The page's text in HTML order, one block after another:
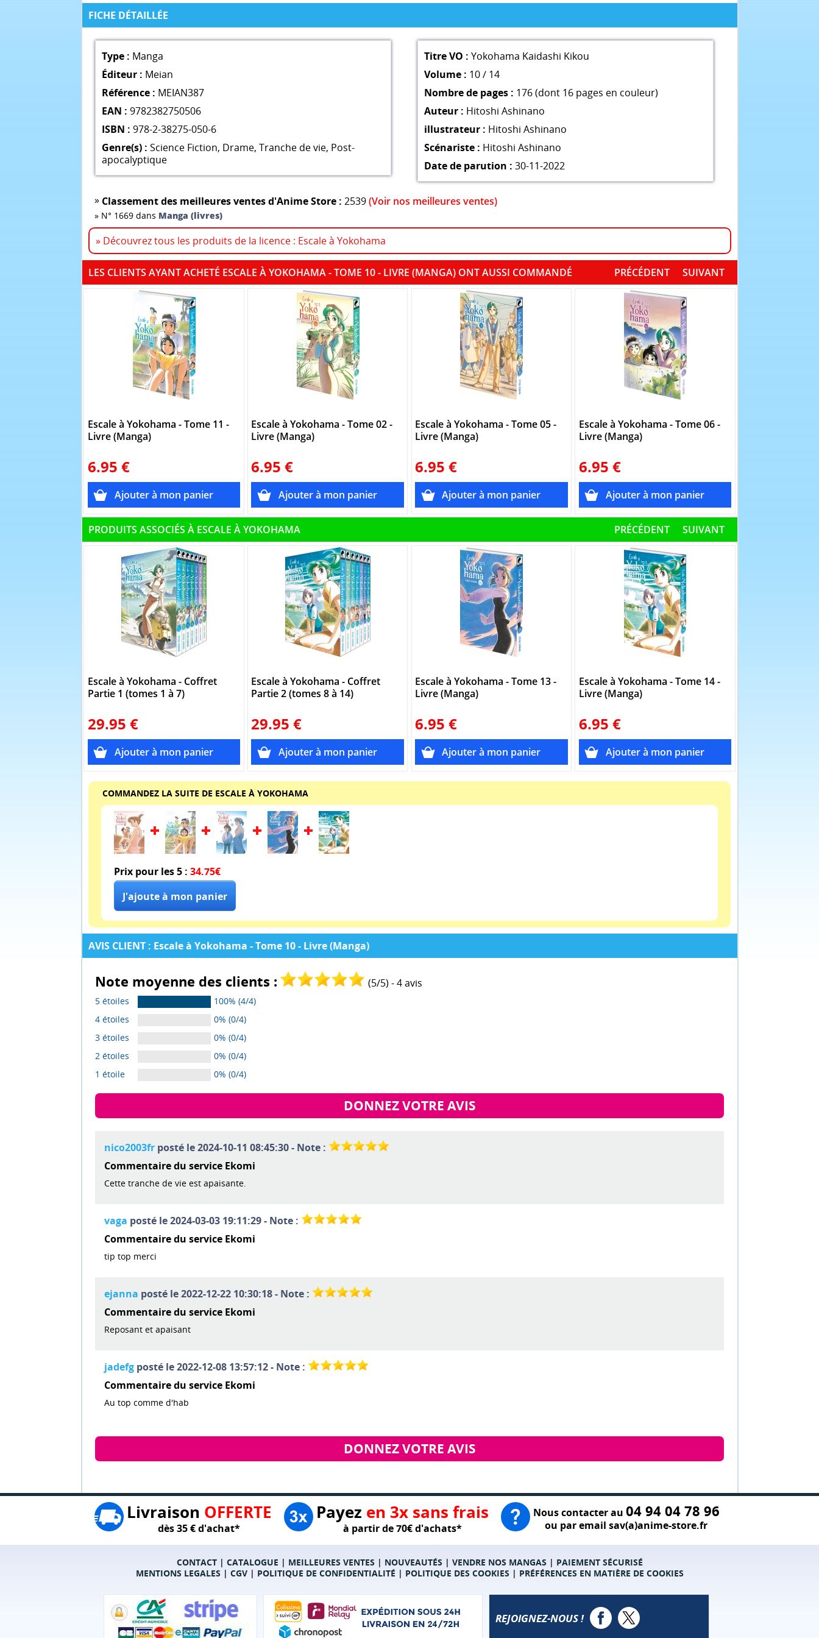
FICHE DÉTAILLÉE
Type : Manga
Éditeur : Meian
Référence : MEIAN387
EAN : 9782382750506
ISBN : 978-2-38275-050-6
Genre(s) : Science Fiction, Drame, Tranche de vie, Post-
apocalyptique
Titre VO : Yokohama Kaidashi Kikou
Volume : 10 / 14
Nombre de pages : 176 (dont 16 pages en couleur)
Auteur : Hitoshi Ashinano
illustrateur : Hitoshi Ashinano
Scénariste : Hitoshi Ashinano
Date de parution : 30-11-2022
» Classement des meilleures ventes d'Anime Store : 2539(Voir nos meilleures ventes)
» N° 1669 dans Manga (livres)
» Découvrez tous les produits de la licence : Escale à Yokohama
LES CLIENTS AYANT ACHETÉ ESCALE À YOKOHAMA - TOME 10 - LIVRE (MANGA) ONT AUSSI COMMANDÉ SUIVANT
PRÉCÉDENT
Escale à Yokohama - Tome 11 -
Livre (Manga)
6.95 €
Escale à Yokohama - Tome 02 -
Livre (Manga)
6.95 €
Escale à Yokohama - Tome 05 -
Livre (Manga)
6.95 €
Escale à Yokohama - Tome 06 -
Livre (Manga)
6.95 €
PRODUITS ASSOCIÉS À ESCALE À YOKOHAMA SUIVANT
PRÉCÉDENT
Escale à Yokohama - Coffret
Partie 1 (tomes 1 à 7)
29.95 €
Escale à Yokohama - Coffret
Partie 2 (tomes 8 à 14)
29.95 €
Escale à Yokohama - Tome 13 -
Livre (Manga)
6.95 €
Escale à Yokohama - Tome 14 -
Livre (Manga)
6.95 €
COMMANDEZ LA SUITE DE ESCALE À YOKOHAMA
Prix pour les 5 : 34.75€
AVIS CLIENT : Escale à Yokohama - Tome 10 - Livre (Manga)
Note moyenne des clients : (5/5) -4avis
5 étoiles
100% (4/4)
4 étoiles
0% (0/4)
3 étoiles
0% (0/4)
2 étoiles
0% (0/4)
1 étoile
0% (0/4)
DONNEZ VOTRE AVIS
nico2003fr posté le 2024-10-11 08:45:30 - Note :
Commentaire du service Ekomi
Cette tranche de vie est apaisante.
vaga posté le 2024-03-03 19:11:29 - Note :
Commentaire du service Ekomi
tip top merci
ejanna posté le 2022-12-22 10:30:18 - Note :
Commentaire du service Ekomi
Reposant et apaisant
jadefg posté le 2022-12-08 13:57:12 - Note :
Commentaire du service Ekomi
Au top comme d'hab
DONNEZ VOTRE AVIS
Livraison OFFERTE
dès 35 € d'achat*
Payez en 3x sans frais
à partir de 70€ d'achats*
Nous contacter au 04 94 04 78 96
ou par email sav(a)anime-store.fr
CONTACT| CATALOGUE | MEILLEURES VENTES | NOUVEAUTÉS | VENDRE NOS MANGAS | PAIEMENT SÉCURISÉ
MENTIONS LEGALES | CGV| POLITIQUE DE CONFIDENTIALITÉ | POLITIQUE DES COOKIES | PRÉFÉRENCES EN MATIÈRE DE COOKIES
REJOIGNEZ-NOUS !